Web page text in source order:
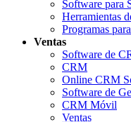
Software para
Herramientas
Programas
Ventas
Software de
CRM
Online CRM
Software de
CRM Móvil
Ventas